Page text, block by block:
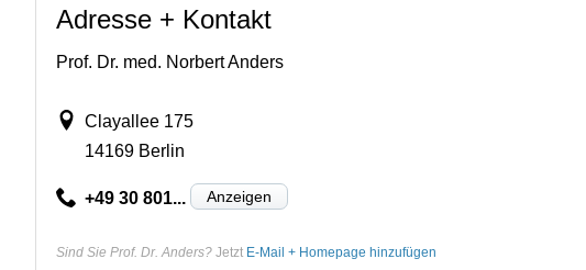
Adresse + Kontakt
Prof. Dr. med. Norbert Anders
Clayallee 175
14169 Berlin
+49 30 801... Anzeigen
Sind Sie Prof. Dr. Anders? Jetzt E-Mail + Homepage hinzufügen